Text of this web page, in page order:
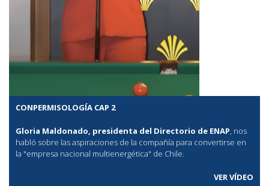
CONPERMISOLOGÍA CAP 2
Gloria Maldonado, presidenta del Directorio de ENAP, nos
habló sobre las aspiraciones de la compañía para convertirse en
la "empresa nacional multienergética" de Chile.
VER VÍDEO